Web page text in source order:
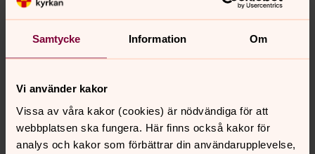
Samtycke Information Om
Vi använder kakor
Vissa av våra kakor (cookies) är nödvändiga för att
webbplatsen ska fungera. Här finns också kakor för
analys och kakor som förbättrar din användarupplevelse,
Solstrålarna
Tisdagar kl 11:00-14:00, för föräldrar och barn i åldern 0-
Bröllop, dop, konfirmation och
begravning
Vi finns med i livets alla skeden.